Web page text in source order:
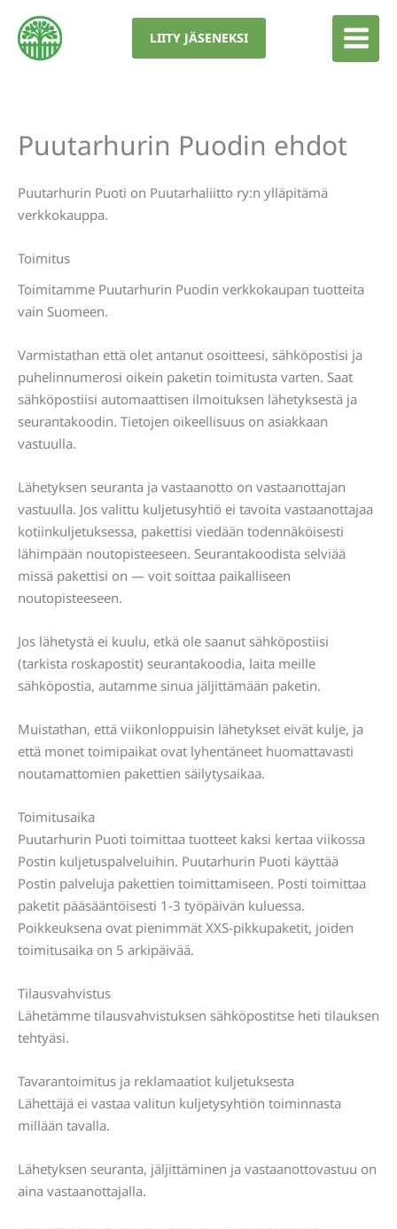
sisältöön
LIITY JÄSENEKSI
Puutarhurin Puodin ehdot
Puutarhurin Puoti on Puutarhaliitto ry:n ylläpitämä
verkkokauppa.
Toimitus
Toimitamme Puutarhurin Puodin verkkokaupan tuotteita
vain Suomeen.
Varmistathan että olet antanut osoitteesi, sähköpostisi ja
puhelinnumerosi oikein paketin toimitusta varten. Saat
sähköpostiisi automaattisen ilmoituksen lähetyksestä ja
seurantakoodin. Tietojen oikeellisuus on asiakkaan
vastuulla.
Lähetyksen seuranta ja vastaanotto on vastaanottajan
vastuulla. Jos valittu kuljetusyhtiö ei tavoita vastaanottajaa
kotiinkuljetuksessa, pakettisi viedään todennäköisesti
lähimpään noutopisteeseen. Seurantakoodista selviää
missä pakettisi on — voit soittaa paikalliseen
noutopisteeseen.
Jos lähetystä ei kuulu, etkä ole saanut sähköpostiisi
(tarkista roskapostit) seurantakoodia, laita meille
sähköpostia, autamme sinua jäljittämään paketin.
Muistathan, että viikonloppuisin lähetykset eivät kulje, ja
että monet toimipaikat ovat lyhentäneet huomattavasti
noutamattomien pakettien säilytysaikaa.
Toimitusaika
Puutarhurin Puoti toimittaa tuotteet kaksi kertaa viikossa
Postin kuljetuspalveluihin. Puutarhurin Puoti käyttää
Postin palveluja pakettien toimittamiseen. Posti toimittaa
paketit pääsääntöisesti 1-3 työpäivän kuluessa.
Poikkeuksena ovat pienimmät XXS-pikkupaketit, joiden
toimitusaika on 5 arkipäivää.
Tilausvahvistus
Lähetämme tilausvahvistuksen sähköpostitse heti tilauksen
tehtyäsi.
Tavarantoimitus ja reklamaatiot kuljetuksesta
Lähettäjä ei vastaa valitun kuljetysyhtiön toiminnasta
millään tavalla.
Lähetyksen seuranta, jäljittäminen ja vastaanottovastuu on
aina vastaanottajalla.